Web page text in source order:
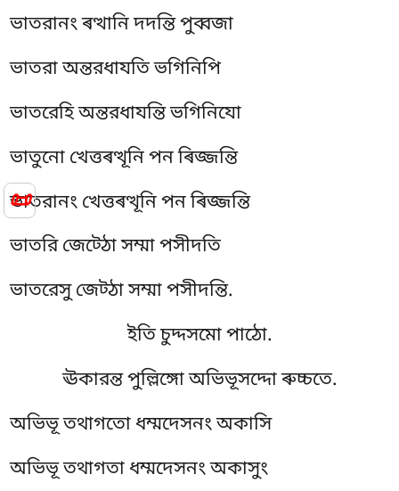
📜
ভাতরানং ৰত্থানি দদন্তি পুব্বজা
ভাতরা অন্তরধাযতি ভগিনিপি
ভাতরেহি অন্তরধাযন্তি ভগিনিযো
ভাতুনো খেত্তৰত্থূনি পন ৰিজ্জন্তি
ভাতরানং খেত্তৰত্থূনি পন ৰিজ্জন্তি
ভাতরি জেট্ঠো সম্মা পসীদতি
ভাতরেসু জেট্ঠা সম্মা পসীদন্তি.
ইতি চুদ্দসমো পাঠো.
ঊকারন্তপুল্লিঙ্গো অভিভূসদ্দো ৰুচ্চতে.
অভিভূ তথাগতো ধম্মদেসনং অকাসি
অভিভূ তথাগতা ধম্মদেসনং অকাসুং